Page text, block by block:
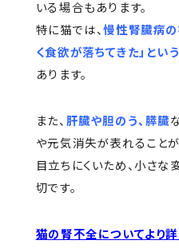
いる場合もあります。
特に猫では、慢性腎臓病の
く食欲が落ちてきた」とい
あります。
また、 肝臓や胆のう、膵臓
や元気消失が表れること
目立ちにくいため、小さ
切です。
猫の腎不全についてより